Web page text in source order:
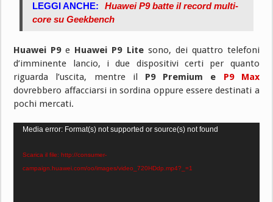
LEGGI ANCHE:
Huawei P9 batte il record multi-
core su Geekbench
Huawei P9e Huawei P9 Litesono, dei quattro telefoni
d’imminente lancio, i due dispositivi certi per quanto
riguarda l’uscita, mentre il P9 Premium e P9 Max
dovrebbero affacciarsi in sordina oppure essere destinati a
pochi mercati.
Video
Media error: Format(s) not supported or source(s) not found
Scarica il file: http://consumer-
campaign.huawei.com/oo/images/video_720HDdp.mp4?_=1